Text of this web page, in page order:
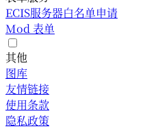
ECIS服务器白名单申请
Mod 表单
其他
图库
友情链接
使用条款
隐私政策